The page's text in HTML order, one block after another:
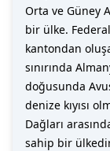
Orta ve Güney
bir ülke.
kantondan
sınırında
doğusunda
denize kıyısı
Dağları
sahip bir